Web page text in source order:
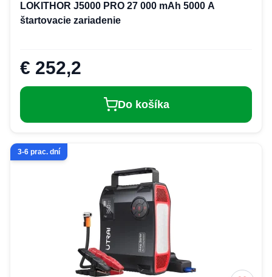
LOKITHOR J5000 PRO 27 000 mAh 5000 A
štartovacie zariadenie
€ 252,2
Do košíka
3-6 prac. dní